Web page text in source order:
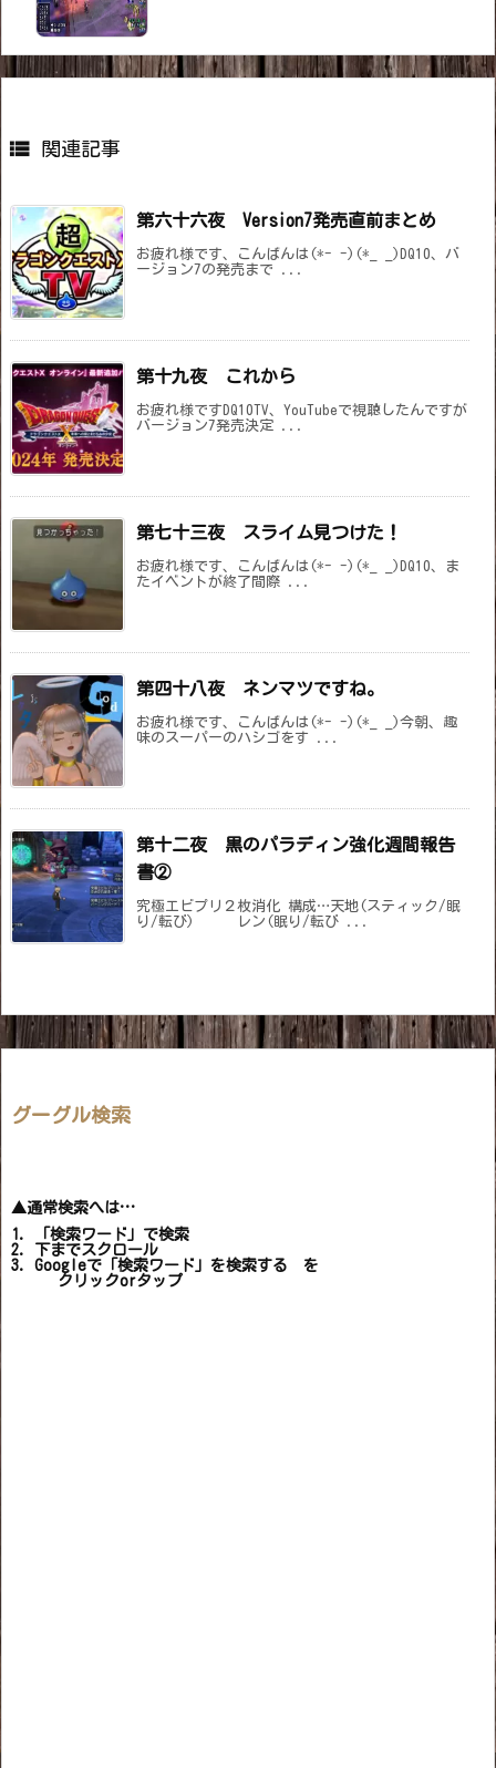
 関連記事
第六十六夜 Version7発売直前まとめ
お疲れ様です、こんばんは(*- -)(*_ _)DQ10、バ
ージョン7の発売まで ...
第十九夜 これから
お疲れ様ですDQ10TV、YouTubeで視聴したんですが
バージョン7発売決定 ...
第七十三夜 スライム見つけた！
お疲れ様です、こんばんは(*- -)(*_ _)DQ10、ま
たイベントが終了間際 ...
第四十八夜 ネンマツですね。
お疲れ様です、こんばんは(*- -)(*_ _)今朝、趣
味のスーパーのハシゴをす ...
第十二夜 黒のパラディン強化週間報告
書②
究極エビプリ２枚消化 構成…天地(スティック/眠
り/転び) レン(眠り/転び ...
グーグル検索
▲通常検索へは…
1. 「検索ワード」で検索
2. 下までスクロール
3. Googleで「検索ワード」を検索する を
クリックorタップ